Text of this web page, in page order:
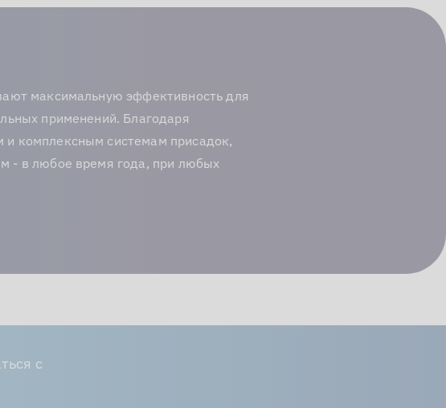
максимальную эффективность для
применений. Благодаря
и комплексным системам присадок,
- в любое время года, при любых
с